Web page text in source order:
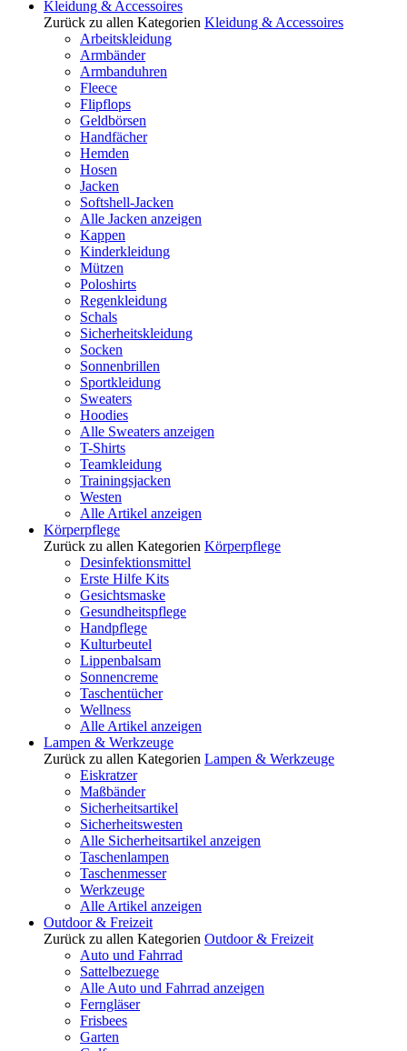
Kleidung & Accessoires
Zurück zu allen Kategorien Kleidung & Accessoires
Arbeitskleidung
Armbänder
Armbanduhren
Fleece
Flipflops
Geldbörsen
Handfächer
Hemden
Hosen
Jacken
Softshell-Jacken
Alle Jacken anzeigen
Kappen
Kinderkleidung
Mützen
Poloshirts
Regenkleidung
Schals
Sicherheitskleidung
Socken
Sonnenbrillen
Sportkleidung
Sweaters
Hoodies
Alle Sweaters anzeigen
T-Shirts
Teamkleidung
Trainingsjacken
Westen
Alle Artikel anzeigen
Körperpflege
Zurück zu allen Kategorien Körperpflege
Desinfektionsmittel
Erste Hilfe Kits
Gesichtsmaske
Gesundheitspflege
Handpflege
Kulturbeutel
Lippenbalsam
Sonnencreme
Taschentücher
Wellness
Alle Artikel anzeigen
Lampen & Werkzeuge
Zurück zu allen Kategorien Lampen & Werkzeuge
Eiskratzer
Maßbänder
Sicherheitsartikel
Sicherheitswesten
Alle Sicherheitsartikel anzeigen
Taschenlampen
Taschenmesser
Werkzeuge
Alle Artikel anzeigen
Outdoor & Freizeit
Zurück zu allen Kategorien Outdoor & Freizeit
Auto und Fahrrad
Sattelbezuege
Alle Auto und Fahrrad anzeigen
Ferngläser
Frisbees
Garten